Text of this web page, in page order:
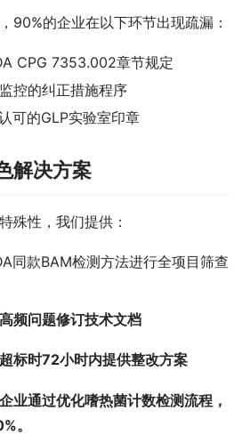
90%的企业在以下环节出现疏漏：
CPG 7353.002章节规定
控的纠正措施程序
可的GLP实验室印章
解决方案
殊性，我们提供：
同款BAM检测方法进行全项目筛查
频问题修订技术文档
超标时72小时内提供整改方案
业通过优化嗜热菌计数检测流程，
。